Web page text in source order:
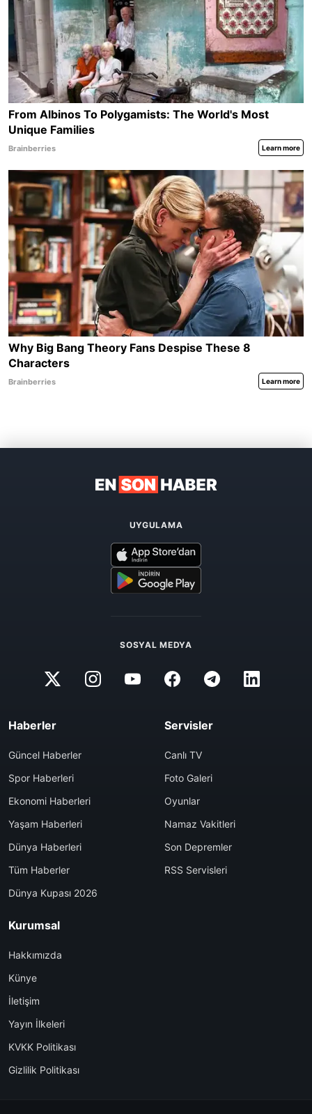
UYGULAMA
SOSYAL MEDYA
Haberler
Güncel Haberler
Spor Haberleri
Ekonomi Haberleri
Yaşam Haberleri
Dünya Haberleri
Tüm Haberler
Dünya Kupası 2026
Servisler
Canlı TV
Foto Galeri
Oyunlar
Namaz Vakitleri
Son Depremler
RSS Servisleri
Kurumsal
Hakkımızda
Künye
İletişim
Yayın İlkeleri
KVKK Politikası
Gizlilik Politikası